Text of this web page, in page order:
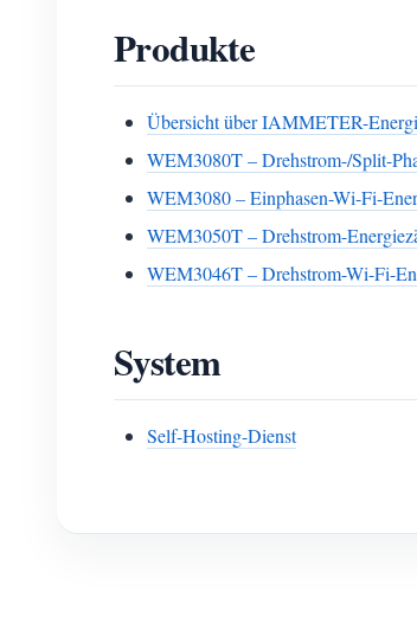
Produkte
Übersicht über IAMMETER-
WEM3080T – Drehstrom-/Split-
WEM3080 – Einphasen-Wi-Fi-
WEM3050T – Drehstrom-
WEM3046T – Drehstrom-Wi-Fi-
System
Self-Hosting-Dienst